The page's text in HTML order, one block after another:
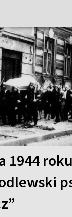
1944